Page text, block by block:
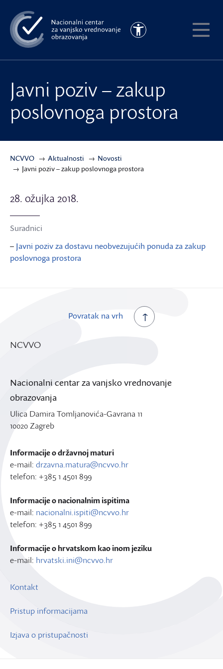
na
glavni
sadržaj
Pristupačnost
Javni poziv – zakup
poslovnoga prostora
NCVVO Aktualnosti
Novosti
Javni poziv – zakup poslovnoga prostora
28. ožujka 2018.
Suradnici
– Javni poziv za dostavu neobvezujućih ponuda za zakup
poslovnoga prostora
Povratak na vrh
NCVVO
Nacionalni centar za vanjsko vrednovanje
obrazovanja
Ulica Damira Tomljanovića-Gavrana 11
10020 Zagreb
Informacije o državnoj maturi
e-mail: drzavna.matura@ncvvo.hr
telefon: +385 1 4501 899
Informacije o nacionalnim ispitima
e-mail: nacionalni.ispiti@ncvvo.hr
telefon: +385 1 4501 899
Informacije o hrvatskom kao inom jeziku
e-mail: hrvatski.ini@ncvvo.hr
Kontakt
Pristup informacijama
Izjava o pristupačnosti